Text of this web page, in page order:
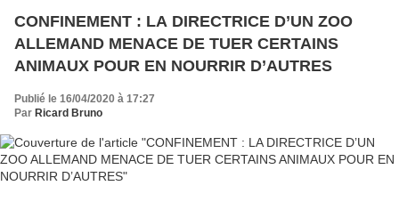
CONFINEMENT : LA DIRECTRICE D’UN ZOO
ALLEMAND MENACE DE TUER CERTAINS
ANIMAUX POUR EN NOURRIR D’AUTRES
Publié le 16/04/2020 à 17:27
Par Ricard Bruno